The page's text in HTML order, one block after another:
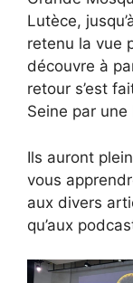
Lutèce,
retenu la vue
découvre à
retour s’est
Seine par
Ils auront
vous
aux divers
qu’aux